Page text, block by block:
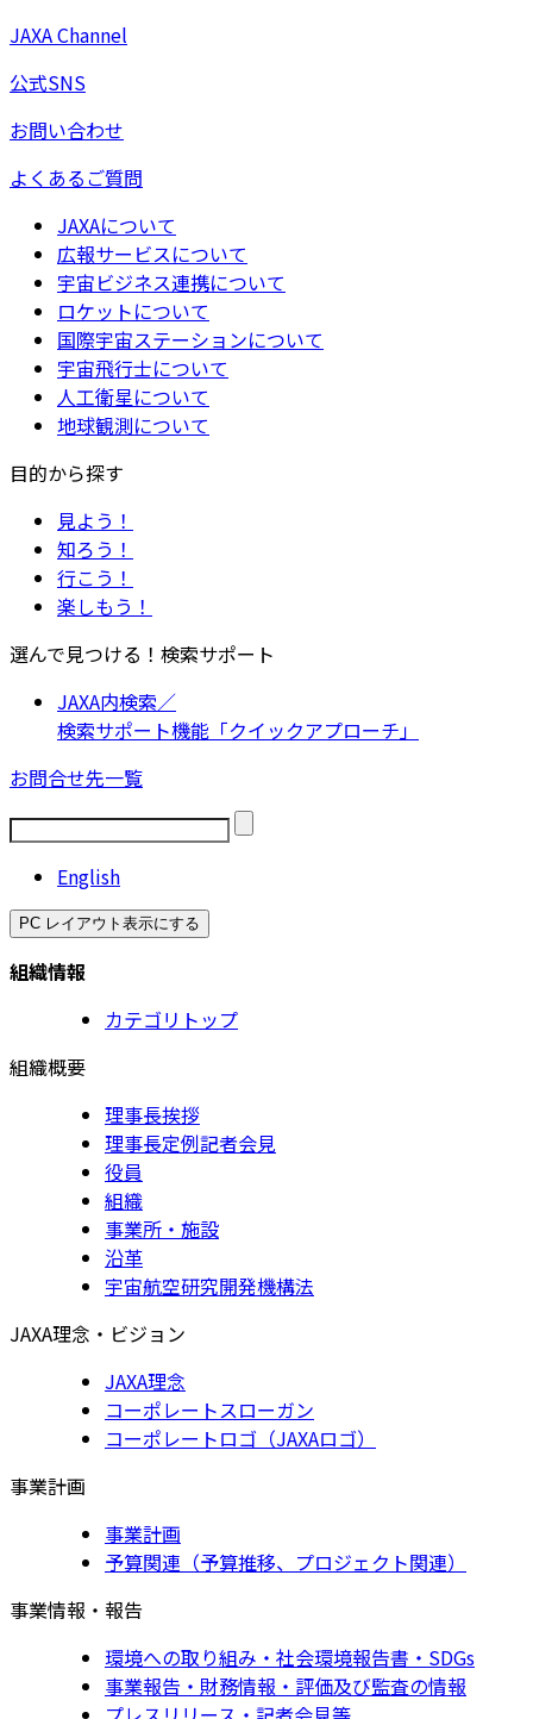
JAXA Channel
公式SNS
お問い合わせ
よくあるご質問
JAXAについて
広報サービスについて
宇宙ビジネス連携について
ロケットについて
国際宇宙ステーションについて
宇宙飛行士について
人工衛星について
地球観測について
目的から探す
見よう！
知ろう！
行こう！
楽しもう！
選んで見つける！検索サポート
JAXA内検索／
検索サポート機能「クイックアプローチ」
お問合せ先一覧
English
PC レイアウト表示にする
組織情報
カテゴリトップ
組織概要
理事長挨拶
理事長定例記者会見
役員
組織
事業所・施設
沿革
宇宙航空研究開発機構法
JAXA理念・ビジョン
JAXA理念
コーポレートスローガン
コーポレートロゴ（JAXAロゴ）
事業計画
事業計画
予算関連（予算推移、プロジェクト関連）
事業情報・報告
環境への取り組み・社会環境報告書・SDGs
事業報告・財務情報・評価及び監査の情報